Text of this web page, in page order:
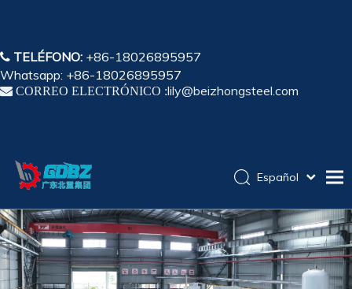
 TELÉFONO: +86-18026895957
Whatsapp: +86-18026895957
 CORREO ELECTRÓNICO :lily@beizhongsteel.com
Hogar
Productos
Solicitud
Español
简体中文
Pусский